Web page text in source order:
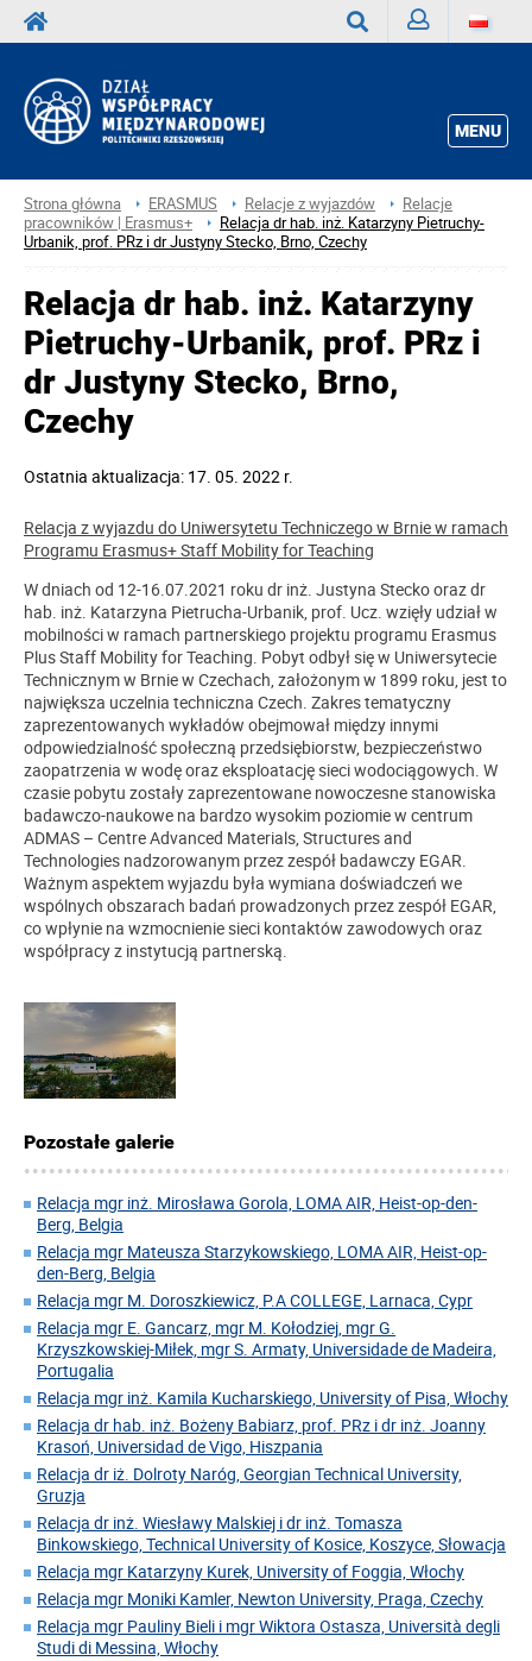
MENU
Strona główna ERASMUS Relacje z wyjazdów
Relacje
pracowników | Erasmus+
Relacja dr hab. inż. Katarzyny Pietruchy-
Urbanik, prof. PRz i dr Justyny Stecko, Brno, Czechy
Relacja dr hab. inż. Katarzyny
Pietruchy-Urbanik, prof. PRz i
dr Justyny Stecko, Brno,
Czechy
Ostatnia aktualizacja: 17. 05. 2022 r.
Relacja z wyjazdu do Uniwersytetu Techniczego w Brnie w ramach
Programu Erasmus+ Staff Mobility for Teaching
W dniach od 12-16.07.2021 roku dr inż. Justyna Stecko oraz dr
hab. inż. Katarzyna Pietrucha-Urbanik, prof. Ucz. wzięły udział w
mobilności w ramach partnerskiego projektu programu Erasmus
Plus Staff Mobility for Teaching. Pobyt odbył się w Uniwersytecie
Technicznym w Brnie w Czechach, założonym w 1899 roku, jest to
największa uczelnia techniczna Czech. Zakres tematyczny
zaprezentowanych wykładów obejmował między innymi
odpowiedzialność społeczną przedsiębiorstw, bezpieczeństwo
zaopatrzenia w wodę oraz eksploatację sieci wodociągowych. W
czasie pobytu zostały zaprezentowane nowoczesne stanowiska
badawczo-naukowe na bardzo wysokim poziomie w centrum
ADMAS – Centre Advanced Materials, Structures and
Technologies nadzorowanym przez zespół badawczy EGAR.
Ważnym aspektem wyjazdu była wymiana doświadczeń we
wspólnych obszarach badań prowadzonych przez zespół EGAR,
co wpłynie na wzmocnienie sieci kontaktów zawodowych oraz
współpracy z instytucją partnerską.
Pozostałe galerie
Relacja mgr inż. Mirosława Gorola, LOMA AIR, Heist-op-den-
Berg, Belgia
Relacja mgr Mateusza Starzykowskiego, LOMA AIR, Heist-op-
den-Berg, Belgia
Relacja mgr M. Doroszkiewicz, P.A COLLEGE, Larnaca, Cypr
Relacja mgr E. Gancarz, mgr M. Kołodziej, mgr G.
Krzyszkowskiej-Miłek, mgr S. Armaty, Universidade de Madeira,
Portugalia
Relacja mgr inż. Kamila Kucharskiego, University of Pisa, Włochy
Relacja dr hab. inż. Bożeny Babiarz, prof. PRz i dr inż. Joanny
Krasoń, Universidad de Vigo, Hiszpania
Relacja dr iż. Dolroty Naróg, Georgian Technical University,
Gruzja
Relacja dr inż. Wiesławy Malskiej i dr inż. Tomasza
Binkowskiego, Technical University of Kosice, Koszyce, Słowacja
Relacja mgr Katarzyny Kurek, University of Foggia, Włochy
Relacja mgr Moniki Kamler, Newton University, Praga, Czechy
Relacja mgr Pauliny Bieli i mgr Wiktora Ostasza, Università degli
Studi di Messina, Włochy